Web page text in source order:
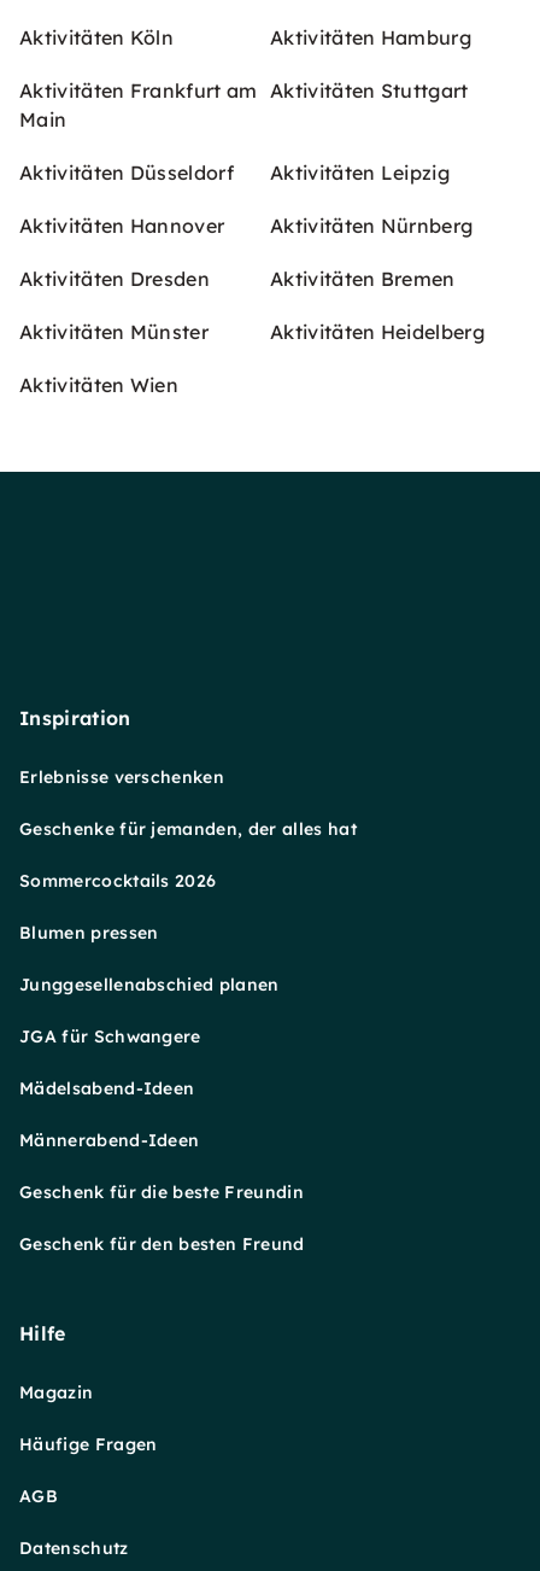
Aktivitäten Köln Aktivitäten Hamburg
Aktivitäten Frankfurt am
Main
Aktivitäten Stuttgart
Aktivitäten Düsseldorf Aktivitäten Leipzig
Aktivitäten Hannover Aktivitäten Nürnberg
Aktivitäten Dresden Aktivitäten Bremen
Aktivitäten Münster Aktivitäten Heidelberg
Aktivitäten Wien
Inspiration
Erlebnisse verschenken
Geschenke für jemanden, der alles hat
Sommercocktails 2026
Blumen pressen
Junggesellenabschied planen
JGA für Schwangere
Mädelsabend-Ideen
Männerabend-Ideen
Geschenk für die beste Freundin
Geschenk für den besten Freund
Hilfe
Magazin
Häufige Fragen
AGB
Datenschutz